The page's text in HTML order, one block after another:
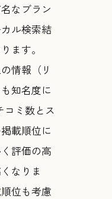
なブラン
ル検索結
ます。
情報（リ
知名度に
コミ数とス
載順位に
評価の高
なりま
位も考慮